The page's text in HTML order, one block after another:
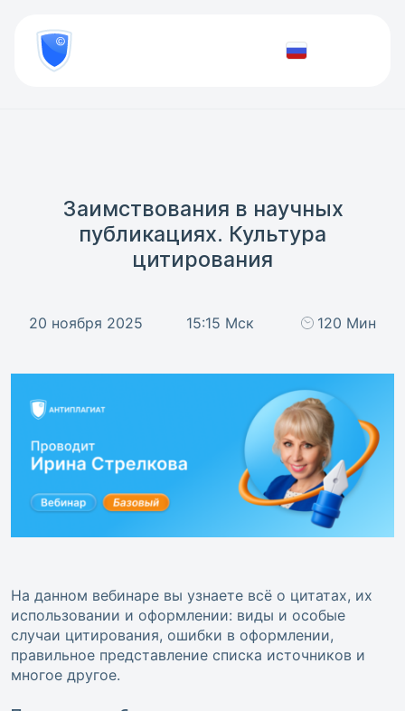
800
777-
81-Проверить
Заимствования в научных
публикациях. Культура
цитирования
20 ноября 2025 15:15 Мск 120 Мин
На данном вебинаре вы узнаете всё о цитатах, их
использовании и оформлении: виды и особые
случаи цитирования, ошибки в оформлении,
правильное представление списка источников и
многое другое.